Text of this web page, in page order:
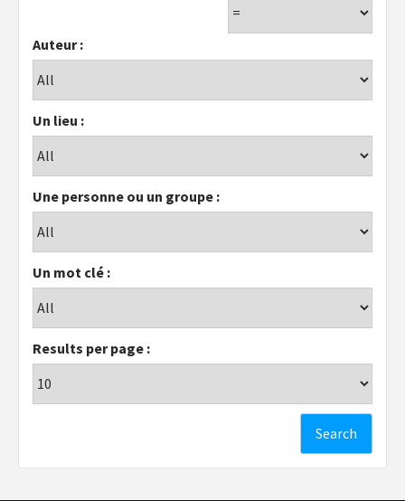
Auteur :
Un lieu :
Une personne ou un groupe :
Un mot clé :
Results per page :